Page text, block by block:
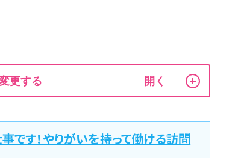
更する
です！やりがいを持って働ける訪問